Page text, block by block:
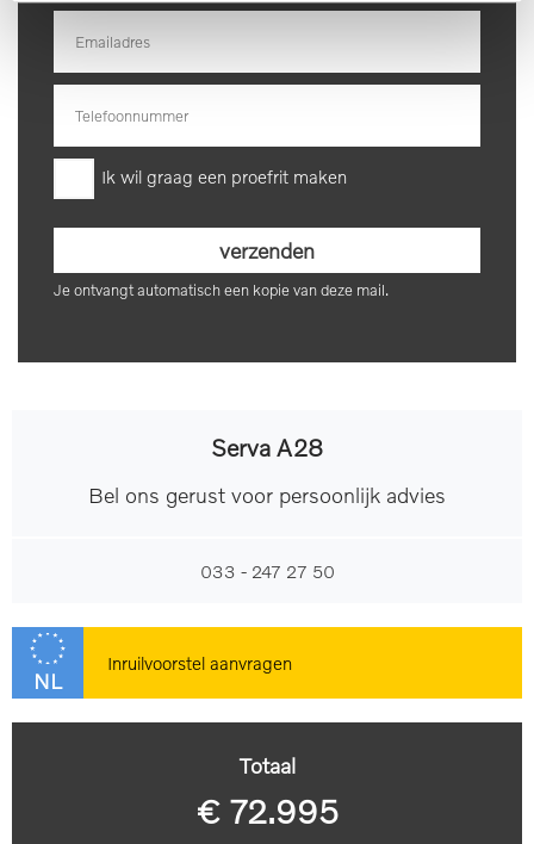
Bagage-scheidingsnet
Exterieur
panorama-dak
360 Graden camera Grootlichtassistent
Buitenspiegels elektrisch
Elektronische
Metaalkleur
Buitenspiegel(s)
verstel- en verwarmbaar
Achterruitverwarming
Parkeersensor voor en
achter
Ik wil graag een proefrit maken
Je ontvangt automatisch een kopie van deze mail.
Serva A28
Bel ons gerust voor persoonlijk advies
033 - 247 27 50
NL
Inruilvoorstel aanvragen
Totaal
€ 72.995